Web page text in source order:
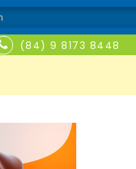
(84) 9 8173 8448